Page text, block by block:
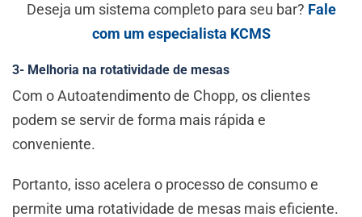
Deseja um sistema completo para seu bar? Fale
com um especialista KCMS
3- Melhoria na rotatividade de mesas
Com o Autoatendimento de Chopp, os clientes
podem se servir de forma mais rápida e
conveniente.
Portanto, isso acelera o processo de consumo e
permite uma rotatividade de mesas mais eficiente.